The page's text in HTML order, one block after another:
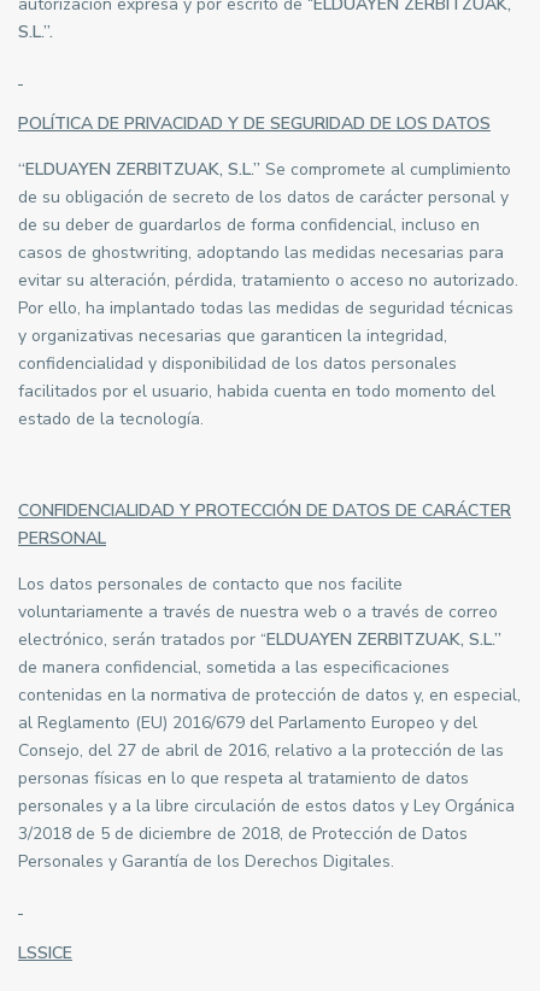
S.L.”.
POLÍTICA DE PRIVACIDAD Y DE SEGURIDAD DE LOS DATOS
“ELDUAYEN ZERBITZUAK, S.L.” Se compromete al cumplimiento
de su obligación de secreto de los datos de carácter personal y
de su deber de guardarlos de forma confidencial, incluso en
casos de ghostwriting, adoptando las medidas necesarias para
evitar su alteración, pérdida, tratamiento o acceso no autorizado.
Por ello, ha implantado todas las medidas de seguridad técnicas
y organizativas necesarias que garanticen la integridad,
confidencialidad y disponibilidad de los datos personales
facilitados por el usuario, habida cuenta en todo momento del
estado de la tecnología.
CONFIDENCIALIDAD Y PROTECCIÓN DE DATOS DE CARÁCTER
PERSONAL
Los datos personales de contacto que nos facilite
voluntariamente a través de nuestra web o a través de correo
electrónico, serán tratados por “ELDUAYEN ZERBITZUAK, S.L.”
de manera confidencial, sometida a las especificaciones
contenidas en la normativa de protección de datos y, en especial,
al Reglamento (EU) 2016/679 del Parlamento Europeo y del
Consejo, del 27 de abril de 2016, relativo a la protección de las
personas físicas en lo que respeta al tratamiento de datos
personales y a la libre circulación de estos datos y Ley Orgánica
3/2018 de 5 de diciembre de 2018, de Protección de Datos
Personales y Garantía de los Derechos Digitales.
LSSICE